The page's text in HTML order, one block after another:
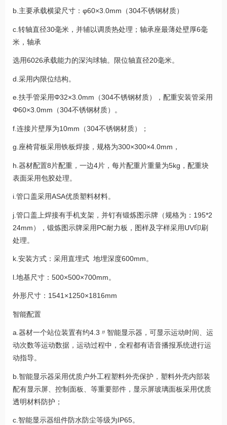
b.主要承载横梁尺寸：φ60×3.0mm（304不锈钢材质）
c.转轴直径30毫米，并辅以调质热处理；轴承座最薄处壁厚6毫
米，轴承
选用6026承载能力的深沟球轴。限位轴直径20毫米。
d.采用内限位结构。
e.扶手管采用Φ32×3.0mm（304不锈钢材质），配重安装管采用
Φ60×3.0mm（304不锈钢材质）。
f.连接片壁厚为10mm（304不锈钢材质）；
g.座椅背板采用铁板焊接，规格为300×300×4.0mm，
h.器材配置8片配重，一边4片，每片配重片重量为5kg，配重块
表面采用包胶处理。
i.管口盖采用ASA优质塑料材料。
j.管口盖上焊接有手机支架，并钉有锻炼图示牌（规格为：195*2
24mm），锻炼图示牌采用PC耐力板，图样及字样采用UV印刷
处理。
k.安装方式：采用直埋式 地埋深度600mm。
l.地基尺寸：500×500×700mm。
外形尺寸：1541×1250×1816mm
智能配置
a.器材一个站位装置有约4.3〃智能显示器，可显示运动时间、运
动次数等运动数据，运动过程中，全程都有语音播报系统进行运
动指导。
b.智能显示器采用优质户外工程塑料外壳保护，塑料外壳内部装
配有显示屏、控制面板、等重要部件，显示屏玻璃面板采用优质
透明材料防护；
c.智能显示器组件防水防尘等级为IP65。